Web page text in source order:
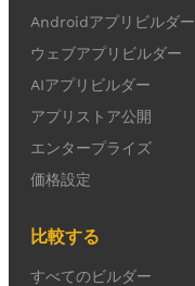
Androidアプリビルダー
ウェブアプリビルダー
AIアプリビルダー
アプリストア公開
エンタープライズ
価格設定
比較する
すべてのビルダー